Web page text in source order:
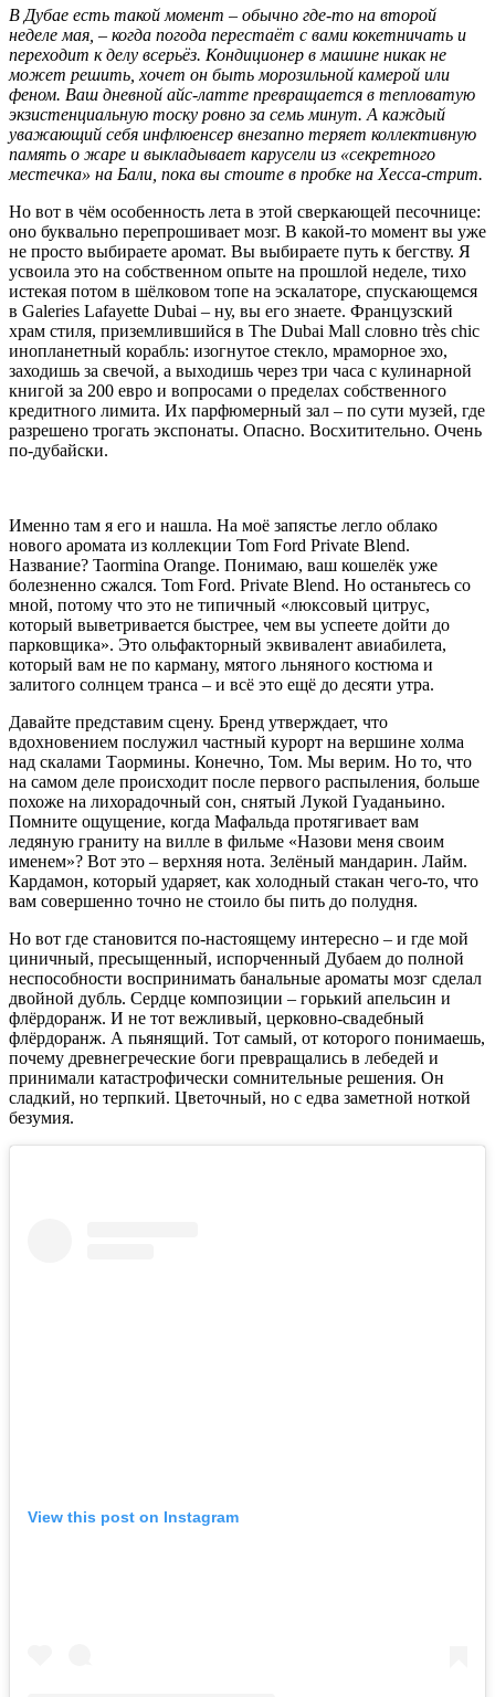
В Дубае есть такой момент – обычно где-то на второй
неделе мая, – когда погода перестаёт с вами кокетничать и
переходит к делу всерьёз. Кондиционер в машине никак не
может решить, хочет он быть морозильной камерой или
феном. Ваш дневной айс-латте превращается в тепловатую
экзистенциальную тоску ровно за семь минут. А каждый
уважающий себя инфлюенсер внезапно теряет коллективную
память о жаре и выкладывает карусели из «секретного
местечка» на Бали, пока вы стоите в пробке на Хесса-стрит.
Но вот в чём особенность лета в этой сверкающей песочнице:
оно буквально перепрошивает мозг. В какой-то момент вы уже
не просто выбираете аромат. Вы выбираете путь к бегству. Я
усвоила это на собственном опыте на прошлой неделе, тихо
истекая потом в шёлковом топе на эскалаторе, спускающемся
в Galeries Lafayette Dubai – ну, вы его знаете. Французский
храм стиля, приземлившийся в The Dubai Mall словно très chic
инопланетный корабль: изогнутое стекло, мраморное эхо,
заходишь за свечой, а выходишь через три часа с кулинарной
книгой за 200 евро и вопросами о пределах собственного
кредитного лимита. Их парфюмерный зал – по сути музей, где
разрешено трогать экспонаты. Опасно. Восхитительно. Очень
по-дубайски.
Именно там я его и нашла. На моё запястье легло облако
нового аромата из коллекции Tom Ford Private Blend.
Название? Taormina Orange. Понимаю, ваш кошелёк уже
болезненно сжался. Tom Ford. Private Blend. Но останьтесь со
мной, потому что это не типичный «люксовый цитрус,
который выветривается быстрее, чем вы успеете дойти до
парковщика». Это ольфакторный эквивалент авиабилета,
который вам не по карману, мятого льняного костюма и
залитого солнцем транса – и всё это ещё до десяти утра.
Давайте представим сцену. Бренд утверждает, что
вдохновением послужил частный курорт на вершине холма
над скалами Таормины. Конечно, Том. Мы верим. Но то, что
на самом деле происходит после первого распыления, больше
похоже на лихорадочный сон, снятый Лукой Гуаданьино.
Помните ощущение, когда Мафальда протягивает вам
ледяную граниту на вилле в фильме «Назови меня своим
именем»? Вот это – верхняя нота. Зелёный мандарин. Лайм.
Кардамон, который ударяет, как холодный стакан чего-то, что
вам совершенно точно не стоило бы пить до полудня.
Но вот где становится по-настоящему интересно – и где мой
циничный, пресыщенный, испорченный Дубаем до полной
неспособности воспринимать банальные ароматы мозг сделал
двойной дубль. Сердце композиции – горький апельсин и
флёрдоранж. И не тот вежливый, церковно-свадебный
флёрдоранж. А пьянящий. Тот самый, от которого понимаешь,
почему древнегреческие боги превращались в лебедей и
принимали катастрофически сомнительные решения. Он
сладкий, но терпкий. Цветочный, но с едва заметной ноткой
безумия.
View this post on Instagram